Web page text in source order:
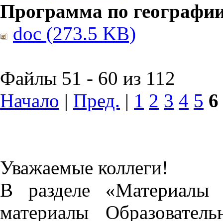
Программа по
doc (273.5 KB)
Файлы 51 - 60 из 112
Начало | Пред. | 1 2 3 4 5 6
Уважаемые коллеги!
В разделе «Материалы
материалы